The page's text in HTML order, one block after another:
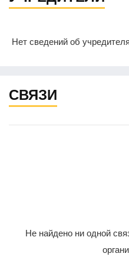
Нет сведений об
СВЯЗИ
Не найдено ни одной